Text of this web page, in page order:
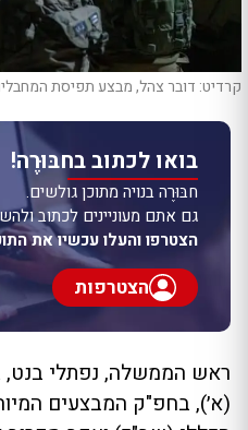
קרדיט: דובר צהל, מבצע תפיסת
בואו לכתוב בחבּוּרֶה!
חבּוּרֶה בנויה מתוכן גולשים.
גם אתם מעוניינים לכתוב
הצטרפו והעלו עכשיו את
הצטרפות
ראש הממשלה, נפתלי בנט,
(א׳), בחפ"ק המבצעים